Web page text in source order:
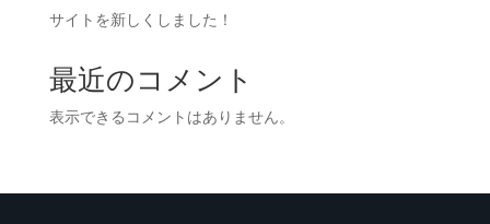
サイトを新しくしました！
最近のコメント
表示できるコメントはありません。